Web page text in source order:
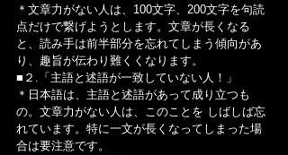
＊文章力がない人は、100文字、200文字を句読
点だけで繋げようとします。文章が長くなる
と、読み手は前半部分を忘れてしまう傾向があ
り、趣旨が伝わり難くくなります。
■２.「主語と述語が一致していない人！」
＊日本語は、主語と述語があって成り立つも
の。文章力がない人は、このことを しばしば忘
れています。特に一文が長くなってしまった場
合は要注意です。